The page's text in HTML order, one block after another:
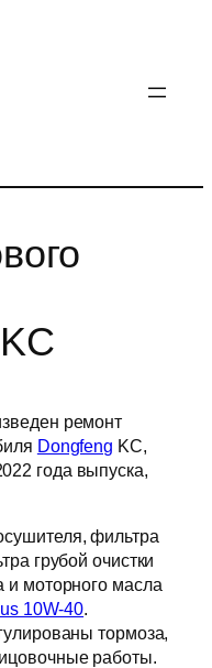
ремонт
Dongfeng KC,
года выпуска,
фильтра
грубой очистки
и моторного масла
10W-40.
тормоза,
работы.